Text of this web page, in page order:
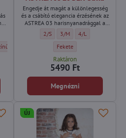
talprésszel 2 pár COMFORT LOW Marilyn -
zokni pamut talprésszel 2 pár COMFORT LOW
2 pár COMFORT LOW Marilyn - Szín:
talprésszel 2 pár COMFORT LOW Marilyn -
Engedje át magát a különlegesség
és a csábító elegancia érzésének az
ASTREA 03 harisnyanadrággal a
modell azoknak a nőknek készült,
akik szeretnék kiemelni
luxust, valamint titokzatosságot
vinni megjelenésükbe.
Nyitott ülepű és hátsó varrásos
2/S Nyitott ülepű és hátsó
3/M Nyitott ülepű és
4/L
Nyitott ülepű és hátsó
Fekete
Raktáron
5490 Ft
Megnézni
ÚJ